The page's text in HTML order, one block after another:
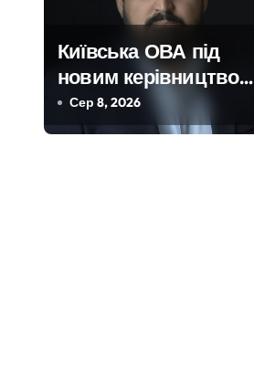
я
Київська ОВА під
новим керівництвом
стартувала з
ініціативи підтримки
Сер 8, 2026